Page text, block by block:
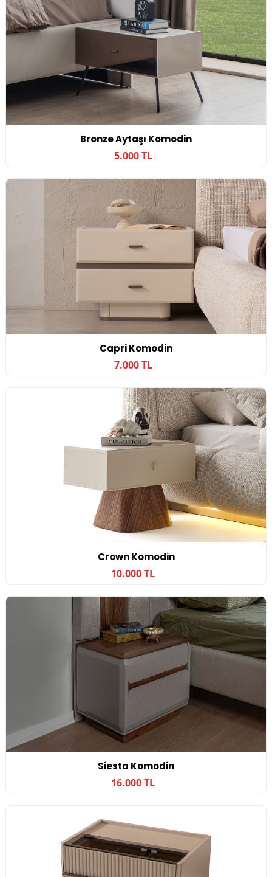
Bronze Aytaşı Komodin
5.000 TL
Capri Komodin
7.000 TL
Crown Komodin
10.000 TL
Siesta Komodin
16.000 TL